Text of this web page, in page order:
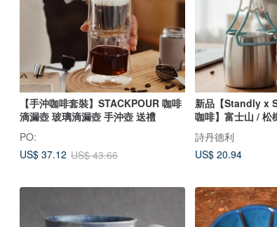
【手沖咖啡套裝】STACKPOUR 咖啡
滴漏壺 玻璃滴漏壺 手沖壺 送禮
PO:
US$ 37.12 US$ 43.66
新品【Standly x
咖啡】富士山 / 松
詩丹德利
US$ 20.94